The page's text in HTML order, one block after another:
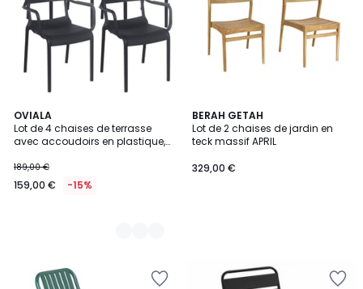
OVIALA
Lot de 4 chaises de terrasse
avec accoudoirs en plastique,
189,00 €
159,00 € -15%
6
Couleurs
BERAH GETAH
Lot de 2 chaises de jardin en
teck massif APRIL
329,00 €